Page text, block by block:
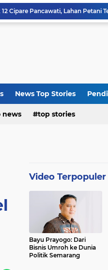
Dari Bisnis Umroh ke Dunia
News Top Stories
news top stories
Video Terpopuler
Bayu Prayogo: Dari
Bisnis Umroh ke Dunia
Politik Semarang